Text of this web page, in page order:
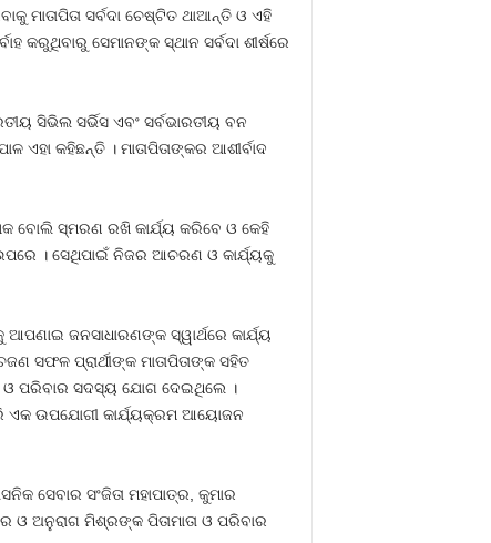
ସର୍ବଦା ଚେଷ୍ଟିତ ଥାଆନ୍ତି ଓ ଏହି
କରୁଥିବାରୁ ସେମାନଙ୍କ ସ୍ଥାନ ସର୍ବଦା ଶୀର୍ଷରେ
ସିଭିଲ ସର୍ଭିସ ଏବଂ ସର୍ବଭାରତୀୟ ବନ
ଏହା କହିଛନ୍ତି । ମାତାପିତାଙ୍କର ଆଶୀର୍ବାଦ
ବୋଲି ସ୍ମରଣ ରଖି କାର୍ଯ୍ୟ କରିବେ ଓ କେହି
। ସେଥିପାଇଁ ନିଜର ଆଚରଣ ଓ କାର୍ଯ୍ୟକୁ
ଜନସାଧାରଣଙ୍କ ସ୍ୱାର୍ଥରେ କାର୍ଯ୍ୟ
ସଫଳ ପ୍ରାର୍ଥୀଙ୍କ ମାତାପିତାଙ୍କ ସହିତ
ଓ ପରିବାର ସଦସ୍ୟ ଯୋଗ ଦେଇଥିଲେ ।
ଏକ ଉପଯୋଗୀ କାର୍ଯ୍ୟକ୍ରମ ଆୟୋଜନ
ସେବାର ସଂଜିତା ମହାପାତ୍ର, କୁମାର
ଓ ଅନୁରାଗ ମିଶ୍ରଙ୍କ ପିତାମାତା ଓ ପରିବାର